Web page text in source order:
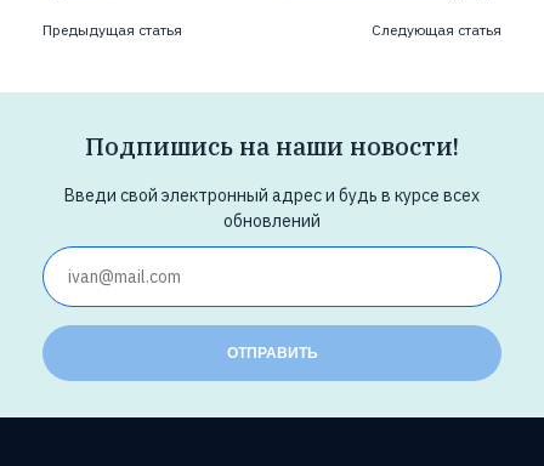
Предыдущая статья Следующая статья
Подпишись на наши новости!
Введи свой электронный адрес и будь в курсе всех
обновлений
ОТПРАВИТЬ